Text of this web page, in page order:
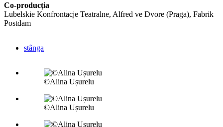
Co-producția
Lubelskie Konfrontacje Teatralne, Alfred ve Dvore (Praga), Fabrik
Postdam
stânga
©Alina Ușurelu
©Alina Ușurelu